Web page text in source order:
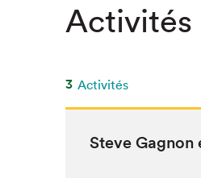
Activités
3 Activités
Steve Gagnon